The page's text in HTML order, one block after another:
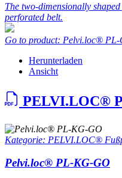
The two-dimensionally
perforated belt.
Go to product: Pelvi.loc® PL-
Herunterladen
Ansicht
PELVI.LOC®
Kategorie: PELVI.LOC®
Pelvi.loc® PL-KG-GO